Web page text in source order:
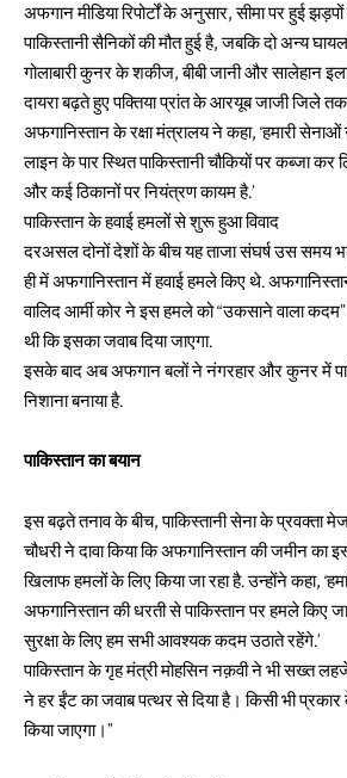
अफगान मीडिया रिपोर्टों के अनुसार, सीमा पर हुई
पाकिस्तानी सैनिकों की मौत हुई है, जबकि दो अन्य घायल
गोलाबारी कुनर के शकीज, बीबी जानी और सालेहान
दायरा बढ़ते हुए पक्तिया प्रांत के आरयूब जाजी जिले
अफगानिस्तान के रक्षा मंत्रालय ने कहा, ‘हमारी
लाइन के पार स्थित पाकिस्तानी चौकियों पर कब्जा कर
और कई ठिकानों पर नियंत्रण कायम है.’
पाकिस्तान के हवाई हमलों से शुरू हुआ विवाद
दरअसल दोनों देशों के बीच यह ताजा संघर्ष उस समय
ही में अफगानिस्तान में हवाई हमले किए थे.
वालिद आर्मी कोर ने इस हमले को “उकसाने वाला कदम”
थी कि इसका जवाब दिया जाएगा.
इसके बाद अब अफगान बलों ने नंगरहार और कुनर में
निशाना बनाया है.
पाकिस्तान का बयान
इस बढ़ते तनाव के बीच, पाकिस्तानी सेना के
चौधरी ने दावा किया कि अफगानिस्तान की जमीन का
खिलाफ हमलों के लिए किया जा रहा है. उन्होंने कहा,
अफगानिस्तान की धरती से पाकिस्तान पर हमले किए
सुरक्षा के लिए हम सभी आवश्यक कदम उठाते रहेंगे.’
पाकिस्तान के गृह मंत्री मोहसिन नक़वी ने भी सख्त
ने हर ईंट का जवाब पत्थर से दिया है। किसी भी प्रकार
किया जाएगा।”